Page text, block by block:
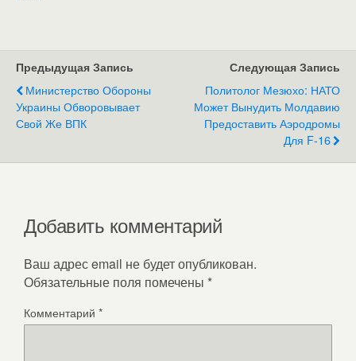
Предыдущая Запись
Министерство Обороны
Украины Обворовывает
Свой Же ВПК
Следующая Запись
Политолог Мезюхо: НАТО
Может Вынудить Молдавию
Предоставить Аэродромы
Для F-16
Добавить комментарий
Ваш адрес email не будет опубликован.
Обязательные поля помечены *
Комментарий *